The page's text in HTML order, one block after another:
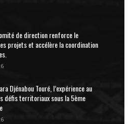
de direction renforce le
projets et accélère la coordination
Djénabou Touré, l’expérience au
défis territoriaux sous la 5ème